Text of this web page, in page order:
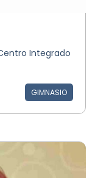
Integrado
GIMNASIO